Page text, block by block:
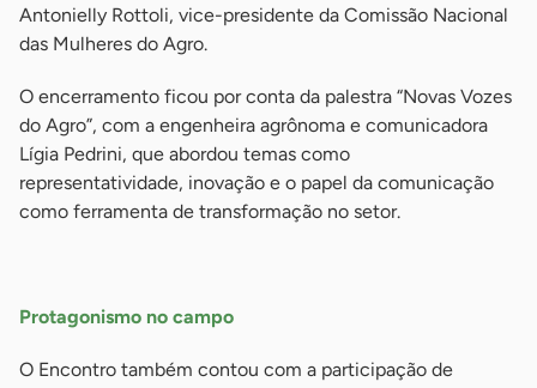
Antonielly Rottoli, vice-presidente da Comissão Nacional
das Mulheres do Agro.
O encerramento ficou por conta da palestra “Novas Vozes
do Agro”, com a engenheira agrônoma e comunicadora
Lígia Pedrini, que abordou temas como
representatividade, inovação e o papel da comunicação
como ferramenta de transformação no setor.
Protagonismo no campo
O Encontro também contou com a participação de